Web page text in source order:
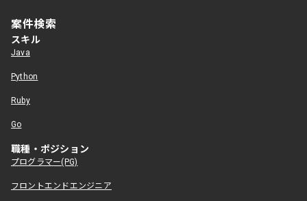
案件検索
スキル
Java
Python
Ruby
Go
職種・ポジション
プログラマー(PG)
フロントエンドエンジニア